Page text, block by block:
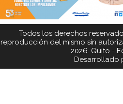
Todos los derechos
reproducción del mismo sin
2026. Quito -
Desarrollado